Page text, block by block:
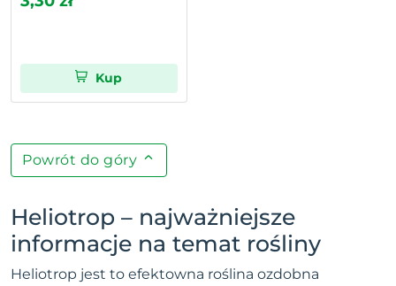
Kup
Powrót do góry
Heliotrop – najważniejsze
informacje na temat rośliny
Heliotrop jest to efektowna roślina ozdobna